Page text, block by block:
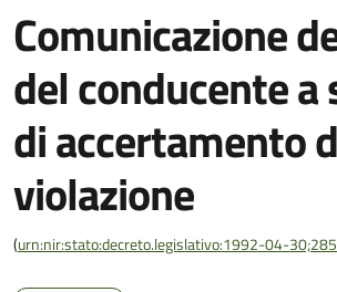
Comunicazione
del conducente a
di accertamento
violazione
(urn:nir:stato:decreto.legislativo:1992-04-